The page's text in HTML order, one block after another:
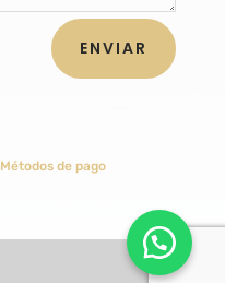
ENVIAR
Métodos de pago